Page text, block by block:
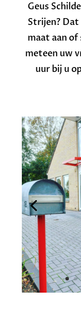
Geus
Strijen? Dat
maat aan of
meteen uw
uur bij u